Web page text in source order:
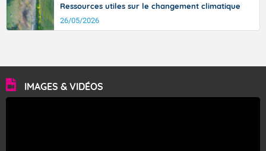
Ressources utiles sur le changement climatique
26/05/2026
IMAGES & VIDÉOS